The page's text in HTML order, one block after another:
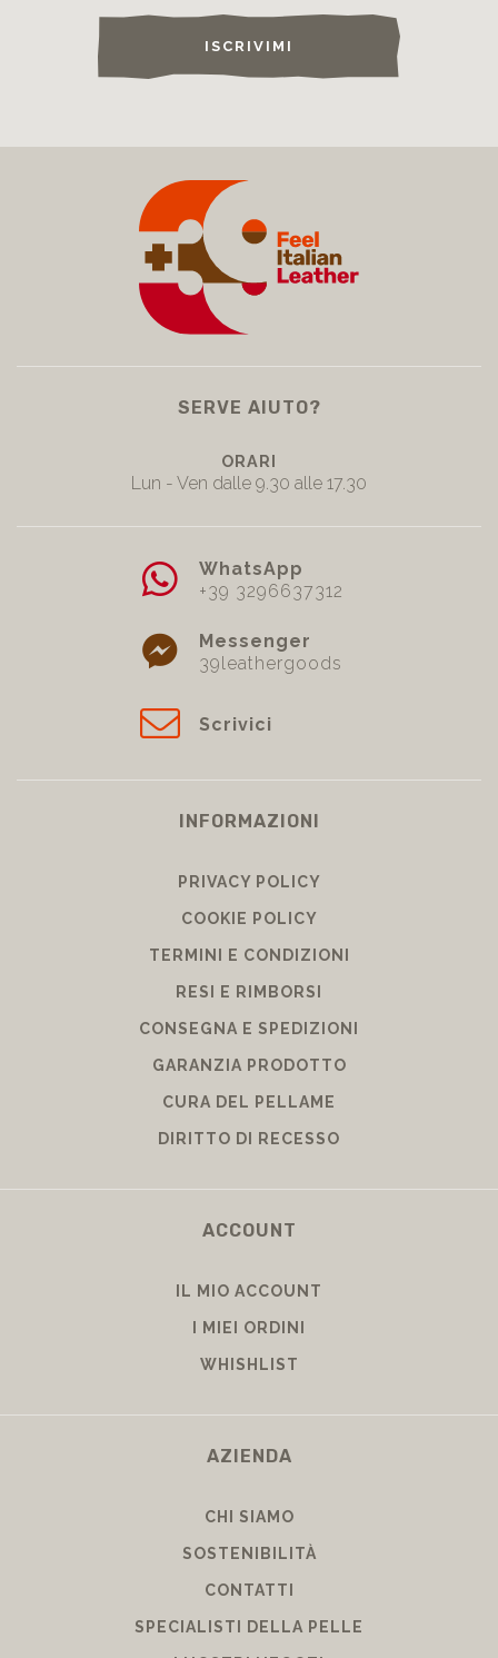
ISCRIVIMI
SERVE AIUTO?
ORARI
Lun - Ven dalle 9.30 alle 17.30
WhatsApp
+39 3296637312
Messenger
39leathergoods
Scrivici
INFORMAZIONI
PRIVACY POLICY
COOKIE POLICY
TERMINI E CONDIZIONI
RESI E RIMBORSI
CONSEGNA E SPEDIZIONI
GARANZIA PRODOTTO
CURA DEL PELLAME
DIRITTO DI RECESSO
ACCOUNT
IL MIO ACCOUNT
I MIEI ORDINI
WHISHLIST
AZIENDA
CHI SIAMO
SOSTENIBILITÀ
CONTATTI
SPECIALISTI DELLA PELLE